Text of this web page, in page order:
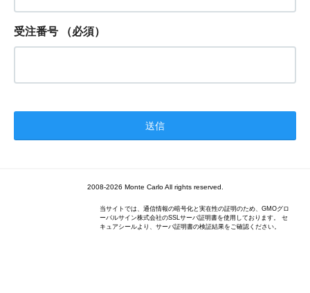
受注番号 （必須）
2008-2026 Monte Carlo All rights reserved.
当サイトでは、通信情報の暗号化と実在性の証明のため、GMOグロ
ーバルサイン株式会社のSSLサーバ証明書を使用しております。 セ
キュアシールより、サーバ証明書の検証結果をご確認ください。